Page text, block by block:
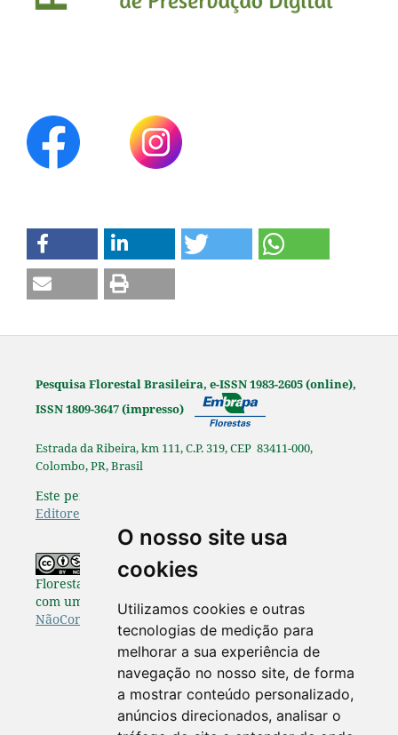
O nosso site usa
cookies
Utilizamos cookies e outras
tecnologias de medição para
melhorar a sua experiência de
navegação no nosso site, de forma
a mostrar conteúdo personalizado,
anúncios direcionados, analisar o
Pesquisa Florestal Brasileira, e-ISSN 1983-2605 (online),
ISSN 1809-3647 (impresso)
Estrada da Ribeira, km 111, C.P. 319, CEP 83411-000,
Colombo, PR, Brasil
Este periódico é afiliado à
Editores Científicos
Os originais publicados na Pesquisa
Florestal Brasileira estão disponibilizados de acordo
com uma Licença Creative Commons Atribuição-
NãoComercial-SemDerivações 4.0 Internacional